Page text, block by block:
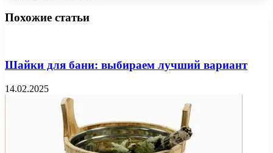
Похожие статьи
Шайки для бани: выбираем лучший вариант
14.02.2025